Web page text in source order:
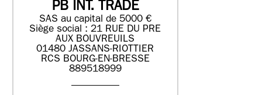
PB INT. TRADE
SAS au capital de 5000 €
Siège social : 21 RUE DU PRE
AUX BOUVREUILS
01480 JASSANS-RIOTTIER
RCS BOURG-EN-BRESSE
889518999